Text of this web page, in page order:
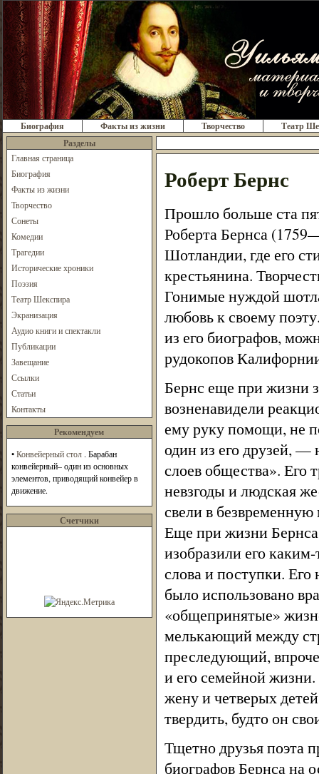
Биография Факты из жизни Творчество
Театр
Разделы
Главная страница
Биография
Факты из жизни
Творчество
Сонеты
Комедии
Трагедии
Исторические хроники
Поэзия
Театр Шекспира
Экранизация
Аудио книги и спектакли
Публикации
Завещание
Ссылки
Статьи
Контакты
Рекомендуем
•Конвейерный стол. Барабан
конвейерный– один из основных
элементов, приводящий конвейер в
движение.
Счетчики
Роберт Бернс
Прошло больше ста
Роберта Бернса
Шотландии, где его
крестьянина.
Гонимые нуждой
любовь к своему
из его биографов,
рудокопов
Бернс еще при жизни
возненавидели
ему руку помощи, не
один из его друзей, —
слоев общества». Его
невзгоды и людская
свели в
Еще при жизни
изобразили его
слова и поступки.
было использовано
«общепринятые»
мелькающий между
преследующий,
и его семейной
жену и четверых
твердить, будто он
Тщетно друзья поэта
биографов Бернса на